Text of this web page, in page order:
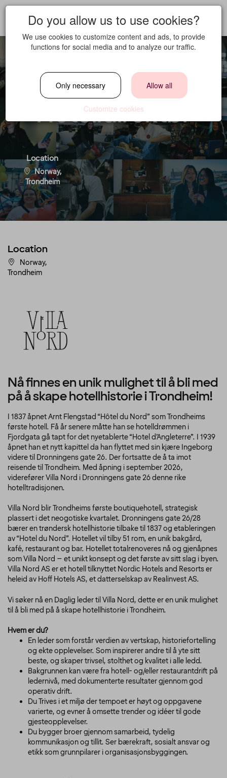
General Manager /
Hotelldirektør
Location
Norway,
Trondheim
Location
Norway,
Trondheim
Nå finnes en unik mulighet til å bli med
på å skape hotellhistorie i Trondheim!
I 1837 åpnet Arnt Flengstad “Hôtel du Nord” som Trondheims
første hotell. Få år senere måtte han se hotelldrømmen i
Fjordgata gå tapt for det nyetablerte “Hotel d’Angleterre”. I 1939
åpnet han et nytt kapittel da han flyttet med sin kjære Ingeborg
videre til Dronningens gate 26. Der fortsatte de å ta imot
reisende til Trondheim. Med åpning i september 2026,
viderefører Villa Nord i Dronningens gate 26 denne rike
hotelltradisjonen.
Villa Nord blir Trondheims første boutiquehotell, strategisk
plassert i det neogotiske kvartalet. Dronningens gate 26/28
bærer en trøndersk hotellhistorie tilbake til 1837 og etableringen
av “Hotel du Nord”. Hotellet vil tilby 51 rom, en unik bakgård,
kafé, restaurant og bar. Hotellet totalrenoveres nå og gjenåpnes
som Villa Nord – et unikt konsept og det første av sitt slag i byen.
Villa Nord AS er et hotell tilknyttet Nordic Hotels and Resorts er
heleid av Hoff Hotels AS, et datterselskap av Realinvest AS.
Vi søker nå en Daglig leder til Villa Nord, dette er en unik mulighet
til å bli med på å skape hotellhistorie i Trondheim.
Hvem er du?
En leder som forstår verdien av vertskap, historiefortelling
og ekte opplevelser. Som inspirerer andre til å yte sitt
beste, og skaper trivsel, stolthet og kvalitet i alle ledd.
Bakgrunnen kan være fra hotell- og/eller restaurantdrift på
ledernivå, med dokumenterte resultater gjennom god
operativ drift.
DuTrives i et miljø der tempoet er høyt og oppgavene
varierte, og evner å omsette trender og idéer til gode
gjesteopplevelser.
Du bygger broer gjennom samarbeid, tydelig
kommunikasjon og tillit. Ser bærekraft, sosialt ansvar og
etikk som grunnpilarer i organisasjonsbyggingen.
Do you allow us to use cookies?
We use cookies to customize content and ads, to provide
functions for social media and to analyze our traffic.
Only necessary Allow all
Customize cookies